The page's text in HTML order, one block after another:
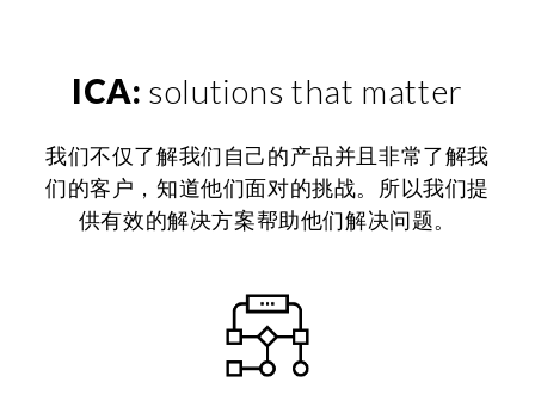
ICA: solutions that matter
我们不仅了解我们自己的产品并且非常了解我
们的客户，知道他们面对的挑战。所以我们提
供有效的解决方案帮助他们解决问题。